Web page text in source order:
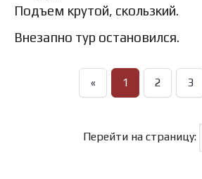
Подъем крутой, скользкий.
Внезапно тур остановился.
« 1 2 3
Перейти на страницу: